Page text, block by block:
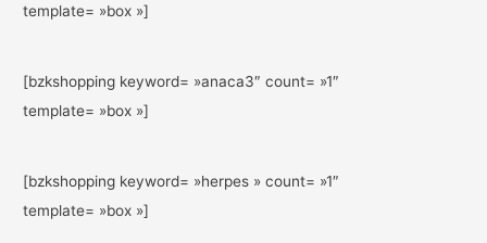
template= »box »]
[bzkshopping keyword= »anaca3″ count= »1″
template= »box »]
[bzkshopping keyword= »herpes » count= »1″
template= »box »]